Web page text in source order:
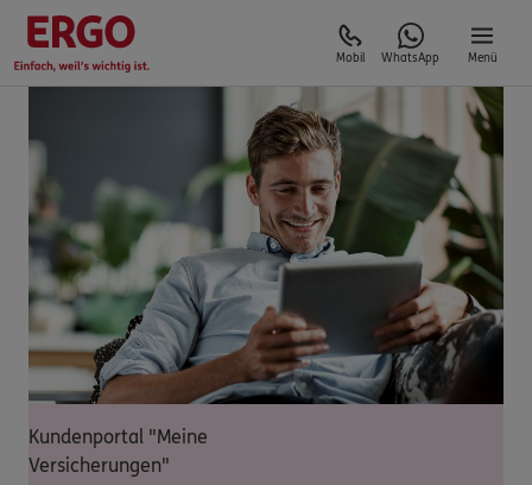
Mobil WhatsApp Menü
Kundenportal "Meine
Versicherungen"